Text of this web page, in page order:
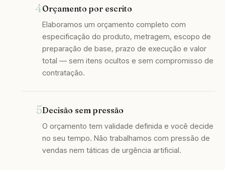
Orçamento por escrito
Elaboramos um orçamento completo com
especificação do produto, metragem, escopo de
preparação de base, prazo de execução e valor
total — sem itens ocultos e sem compromisso de
contratação.
Decisão sem pressão
O orçamento tem validade definida e você decide
no seu tempo. Não trabalhamos com pressão de
vendas nem táticas de urgência artificial.